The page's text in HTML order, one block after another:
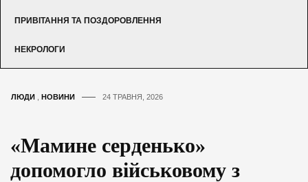
ПРИВІТАННЯ ТА ПОЗДОРОВЛЕННЯ
НЕКРОЛОГИ
ЛЮДИ НОВИНИ 24 ТРАВНЯ, 2026
«Мамине серденько»
допомогло військовому з